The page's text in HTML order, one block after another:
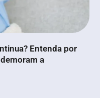
Entenda por
a